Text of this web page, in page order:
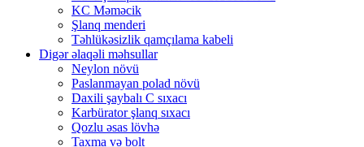
KC Məməcik
Şlanq menderi
Təhlükəsizlik qamçılama kabeli
Digər əlaqəli məhsullar
Neylon növü
Paslanmayan polad növü
Daxili şaybalı C sıxacı
Karbürator şlanq sıxacı
Qozlu əsas lövhə
Taxma və bolt